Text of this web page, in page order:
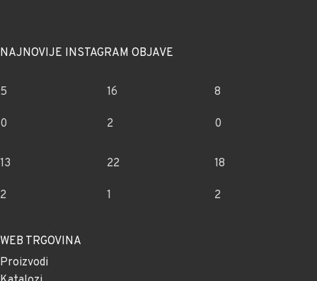
NAJNOVIJE INSTAGRAM OBJAVE
5
0
16
2
8
0
13
2
22
1
18
2
WEB TRGOVINA
Proizvodi